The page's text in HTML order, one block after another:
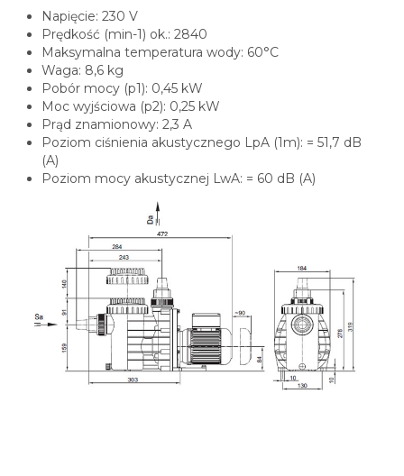
Napięcie: 230 V
Prędkość (min-1) ok.: 2840
Maksymalna temperatura wody: 60°C
Waga: 8,6 kg
Pobór mocy (p1): 0,45 kW
Moc wyjściowa (p2): 0,25 kW
Prąd znamionowy: 2,3 A
Poziom ciśnienia akustycznego LpA (1m): = 51,7 dB
(A)
Poziom mocy akustycznej LwA: = 60 dB (A)